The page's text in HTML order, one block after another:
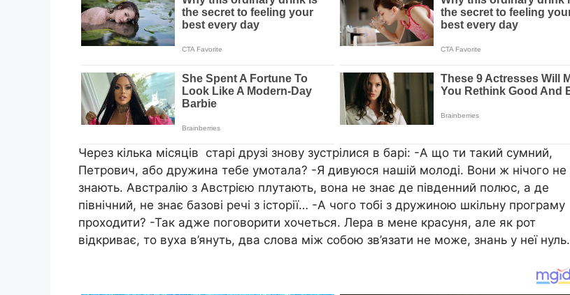
Через кілька місяців старі друзі знову зустрілися в барі: -А що ти такий сумний,
Петрович, або дружина тебе умотала? -Я дивуюся нашій молоді. Вони ж нічого не
знають. Австралію з Австрією плутають, вона не знає де південний полюс, а де
північний, не знає базові речі з історії… -А чого тобі з дружиною шкільну програму
проходити? -Так адже поговорити хочеться. Лера в мене красуня, але як рот
відкриває, то вуха в’януть, два слова між собою зв’язати не може, знань у неї нуль.